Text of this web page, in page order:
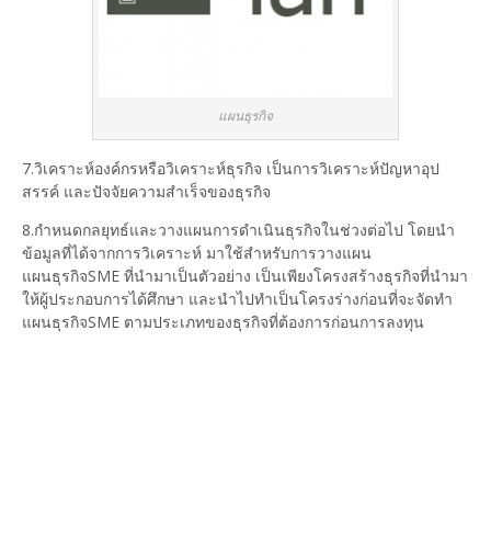
แผนธุรกิจ
7.วิเคราะห์องค์กรหรือวิเคราะห์ธุรกิจ เป็นการวิเคราะห์ปัญหาอุป
สรรค์ และปัจจัยความสำเร็จของธุรกิจ
8.กำหนดกลยุทธ์และวางแผนการดำเนินธุรกิจในช่วงต่อไป โดยนำ
ข้อมูลที่ได้จากการวิเคราะห์ มาใช้สำหรับการวางแผน
แผนธุรกิจSME ที่นำมาเป็นตัวอย่าง เป็นเพียงโครงสร้างธุรกิจที่นำมา
ให้ผู้ประกอบการได้ศึกษา และนำไปทำเป็นโครงร่างก่อนที่จะจัดทำ
แผนธุรกิจSME ตามประเภทของธุรกิจที่ต้องการก่อนการลงทุน